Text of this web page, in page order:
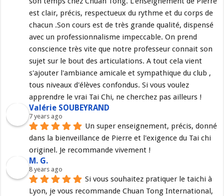
est clair, précis, respectueux du rythme et du corps de
chacun .Son cours est de très grande qualité, dispensé
avec un professionnalisme impeccable. On prend
conscience très vite que notre professeur connait son
sujet sur le bout des articulations. A tout cela vient
s'ajouter l'ambiance amicale et sympathique du club ,
tous niveaux d'élèves confondus. Si vous voulez
apprendre le vrai Tai Chi, ne cherchez pas ailleurs !
Valérie SOUBEYRAND
7 years ago
Un super enseignement, précis, donné
dans la bienveillance de Pierre et l'exigence du Tai chi
originel. Je recommande vivement !
M. G.
8 years ago
Si vous souhaitez pratiquer le taichi à
Lyon, je vous recommande Chuan Tong International,